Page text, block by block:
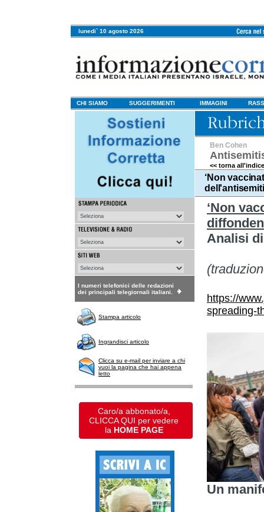
lunedi` 10 agosto 2026
CHI SIAMO SUGGERIMENTI IMMAGINI
I numeri telefonici delle redazioni
dei principali telegiornali italiani.
Stampa articolo
Ingrandisci articolo
Clicca su e-mail per inviare a chi
vuoi la pagina che hai appena
letto
Caro/a abbonato/a,
CLICCA QUI per vedere
la HOME PAGE
Ben Cohen
<< torna
‘Non
‘Non
Analisi
https://
spreading-
Un